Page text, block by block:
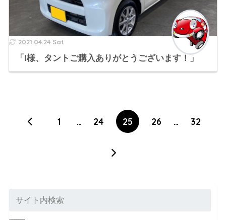
2021.04.24 Sat
「I様、タントご購入ありがとうございます！」
1 … 24 25 26 … 32